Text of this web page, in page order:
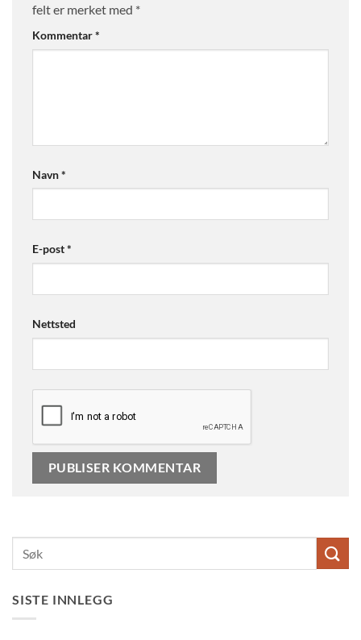
felt er merket med *
Kommentar*
Navn*
E-post*
Nettsted
SISTE INNLEGG